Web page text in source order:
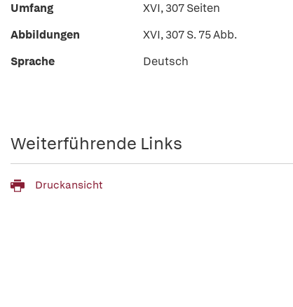
Umfang
XVI, 307 Seiten
Abbildungen
XVI, 307 S. 75 Abb.
Sprache
Deutsch
Weiterführende Links
Druckansicht